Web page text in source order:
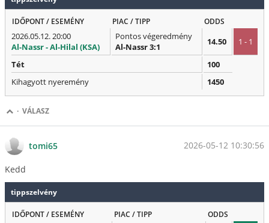
IDŐPONT / ESEMÉNY PIAC / TIPP ODDS
2026.05.12. 20:00
Al-Nassr - Al-Hilal (KSA)
Pontos végeredmény
Al-Nassr 3:1
14.50 1 - 1
Tét
100
Kihagyott nyeremény
1450
· VÁLASZ
tomi65 2026-05-12 10:30:56
Kedd
tippszelvény
IDŐPONT / ESEMÉNY PIAC / TIPP ODDS